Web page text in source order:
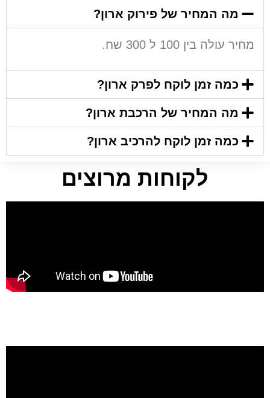
לקוחות מרוצים
מה המחיר של פירוק ארון?
מחיר עולה בין 100 ל 300 שח.
כמה זמן לוקח לפרק ארון?
מה המחיר של הרכבת ארון?
כמה זמן לוקח להרכיב ארון?